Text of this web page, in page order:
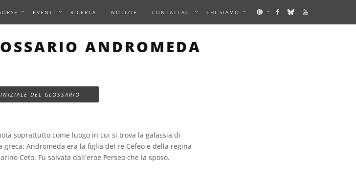
EVENTI RICERCA NOTIZIE CONTATTACI CHI SIAMO
ANDROMEDA
DEL GLOSSARIO
soprattutto come luogo in cui si trova la galassia di
Andromeda era la figlia del re Cefeo e della regina
Ceto. Fu salvata dall'eroe Perseo che la sposò.